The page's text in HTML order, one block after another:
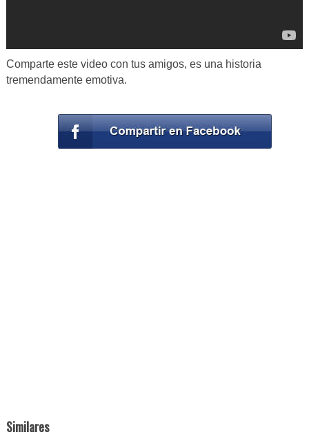
Comparte este video con tus amigos, es una historia
tremendamente emotiva.
Similares